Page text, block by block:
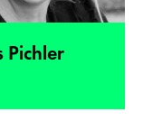
Pichler